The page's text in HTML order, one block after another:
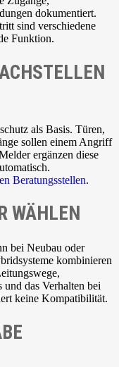
dokumentiert.
sind verschiedene
Funktion.
als Basis. Türen,
sollen einem Angriff
ergänzen diese
Beratungsstellen.
WÄHLEN
bei Neubau oder
kombinieren
das Verhalten bei
keine Kompatibilität.